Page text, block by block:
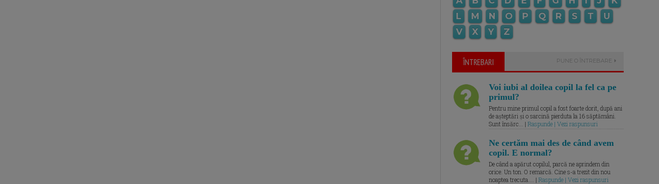
L
M N O P Q R S T
U
V
X Y Z
ÎNTREBARI PUNE O ÎNTREBARE
Voi iubi al doilea copil la fel ca pe
primul?
Pentru mine primul copil a fost foarte dorit, după ani
de așteptări și o sarcină pierduta la 16 săptămâni.
Sunt însărc... | Raspunde | Vezi raspunsuri
Ne certăm mai des de când avem
copil. E normal?
De când a apărut copilul, parcă ne aprindem din
orice. Un ton. O remarcă. Cine s-a trezit din nou
noaptea trecuta.... | Raspunde | Vezi raspunsuri